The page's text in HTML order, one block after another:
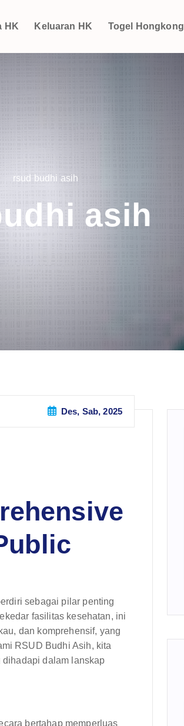
HK Keluaran HK Togel Hongkong
rsud budhi asih
asih
Des, Sab, 2025
sebagai pilar penting
fasilitas kesehatan, ini
dan komprehensif, yang
RSUD Budhi Asih, kita
dihadapi dalam lanskap
bertahap memperluas